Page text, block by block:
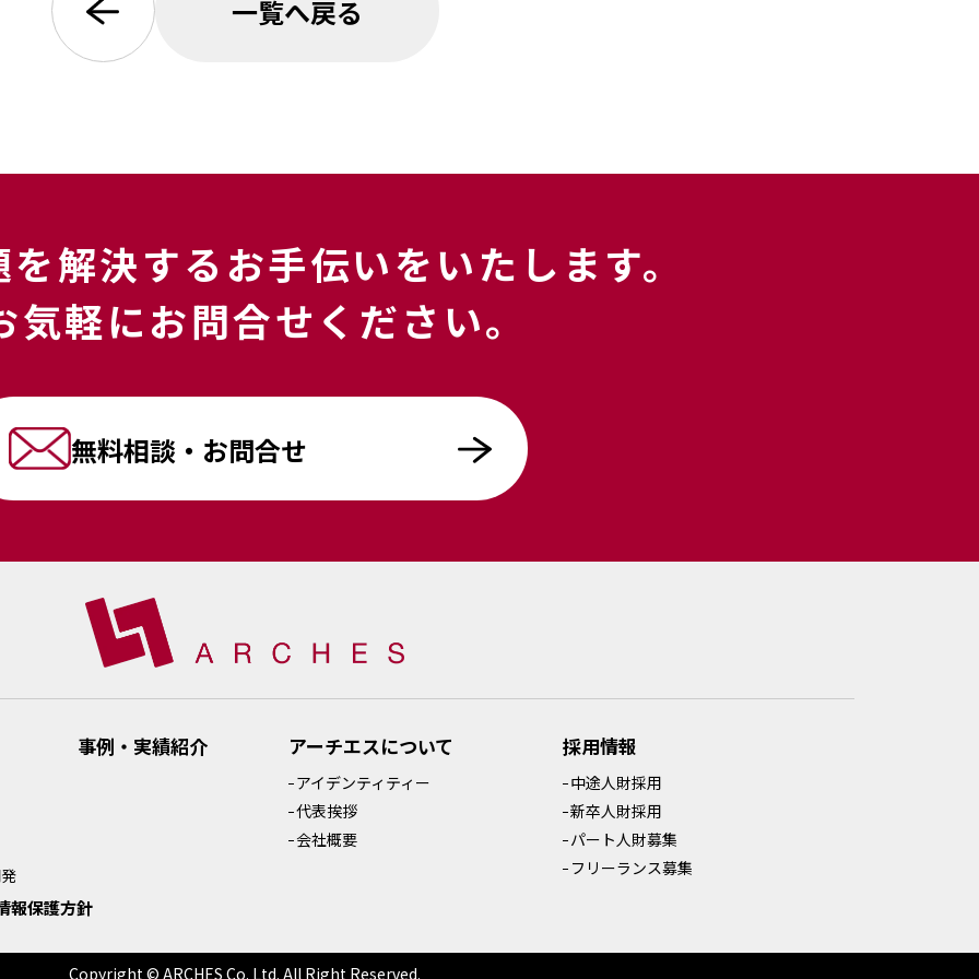
一覧へ戻る
解決するお手伝いをいたします。
気軽にお問合せください｡
無料相談・お問合せ
事例・実績紹介 アーチエスについて
アイデンティティー
代表挨拶
会社概要
採用情報
中途人財採用
新卒人財採用
パート人財募集
フリーランス募集
報保護方針
Copyright © ARCHES Co. Ltd. All Right Reserved.